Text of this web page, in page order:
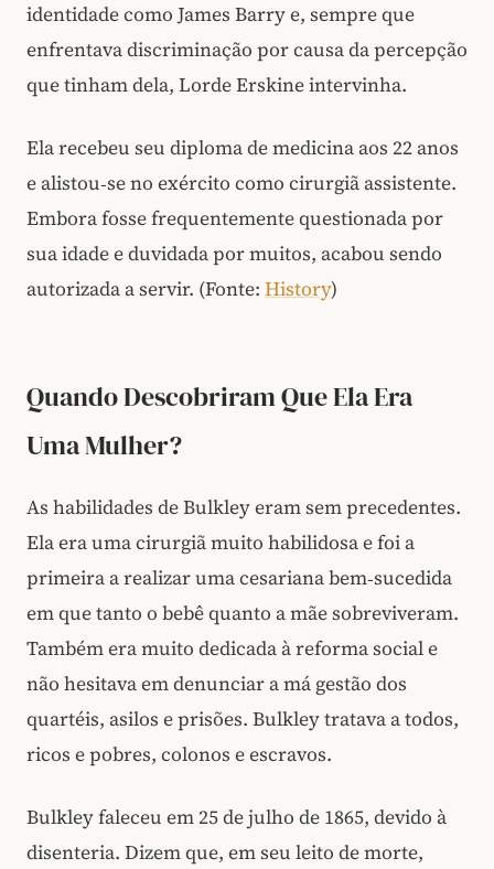
identidade como James Barry e, sempre que
enfrentava discriminação por causa da percepção
que tinham dela, Lorde Erskine intervinha.
Ela recebeu seu diploma de medicina aos 22 anos
e alistou‑se no exército como cirurgiã assistente.
Embora fosse frequentemente questionada por
sua idade e duvidada por muitos, acabou sendo
autorizada a servir. (Fonte: History)
Quando Descobriram Que Ela Era
Uma Mulher?
As habilidades de Bulkley eram sem precedentes.
Ela era uma cirurgiã muito habilidosa e foi a
primeira a realizar uma cesariana bem‑sucedida
em que tanto o bebê quanto a mãe sobreviveram.
Também era muito dedicada à reforma social e
não hesitava em denunciar a má gestão dos
quartéis, asilos e prisões. Bulkley tratava a todos,
ricos e pobres, colonos e escravos.
Bulkley faleceu em 25 de julho de 1865, devido à
disenteria. Dizem que, em seu leito de morte,